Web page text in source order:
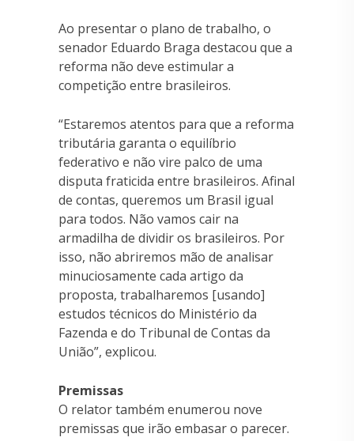
Ao presentar o plano de trabalho, o
senador Eduardo Braga destacou que a
reforma não deve estimular a
competição entre brasileiros.
“Estaremos atentos para que a reforma
tributária garanta o equilíbrio
federativo e não vire palco de uma
disputa fraticida entre brasileiros. Afinal
de contas, queremos um Brasil igual
para todos. Não vamos cair na
armadilha de dividir os brasileiros. Por
isso, não abriremos mão de analisar
minuciosamente cada artigo da
proposta, trabalharemos [usando]
estudos técnicos do Ministério da
Fazenda e do Tribunal de Contas da
União”, explicou.
Premissas
O relator também enumerou nove
premissas que irão embasar o parecer.